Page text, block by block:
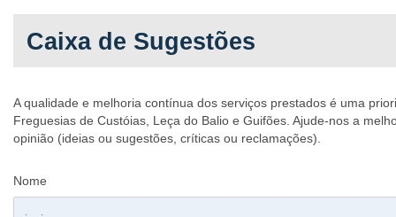
Caixa de Sugestões
A qualidade e melhoria contínua dos serviços prestados é uma
Freguesias de Custóias, Leça do Balio e Guifões. Ajude-nos a
opinião (ideias ou sugestões, críticas ou reclamações).
Nome